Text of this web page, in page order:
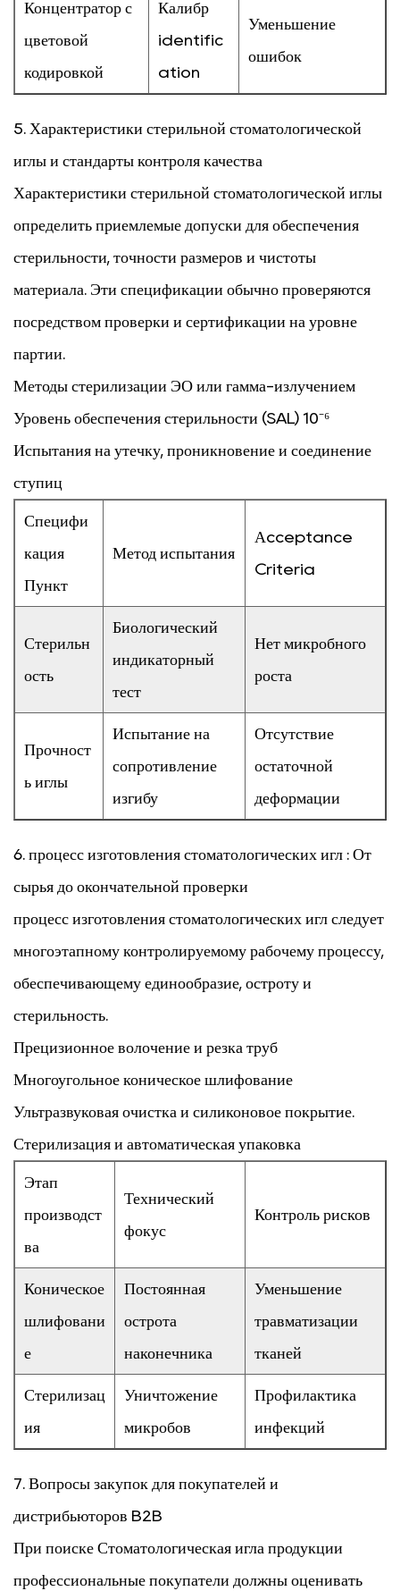
Концентратор с
цветовой
кодировкой
Калибр
identific
ation
Уменьшение
ошибок
5. Характеристики стерильной стоматологической
иглы и стандарты контроля качества
Характеристики стерильной стоматологической иглы
определить приемлемые допуски для обеспечения
стерильности, точности размеров и чистоты
материала. Эти спецификации обычно проверяются
посредством проверки и сертификации на уровне
партии.
Методы стерилизации ЭО или гамма-излучением
Уровень обеспечения стерильности (SAL) 10⁻⁶
Испытания на утечку, проникновение и соединение
ступиц
Специфи
кация
Пункт
Метод испытания
Аcceptance
Criteria
Стерильн
ость
Биологический
индикаторный
тест
Нет микробного
роста
Прочност
ь иглы
Испытание на
сопротивление
изгибу
Отсутствие
остаточной
деформации
6. процесс изготовления стоматологических игл : От
сырья до окончательной проверки
процесс изготовления стоматологических игл следует
многоэтапному контролируемому рабочему процессу,
обеспечивающему единообразие, остроту и
стерильность.
Прецизионное волочение и резка труб
Многоугольное коническое шлифование
Ультразвуковая очистка и силиконовое покрытие.
Стерилизация и автоматическая упаковка
Этап
производст
ва
Технический
фокус
Контроль рисков
Коническое
шлифовани
е
Постоянная
острота
наконечника
Уменьшение
травматизации
тканей
Стерилизац
ия
Уничтожение
микробов
Профилактика
инфекций
7. Вопросы закупок для покупателей и
дистрибьюторов B2B
При поиске Стоматологическая игла продукции
профессиональные покупатели должны оценивать